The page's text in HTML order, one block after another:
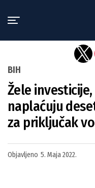
BIH
Žele
naplaćuju
za priključak
Objavljeno 5. Maja 2022.